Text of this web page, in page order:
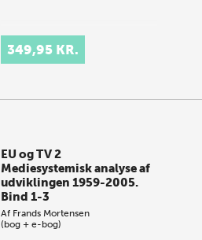
349,95 KR.
EU og TV 2
Mediesystemisk analyse af
udviklingen 1959-2005.
Bind 1-3
Af Frands Mortensen
(bog + e-bog)